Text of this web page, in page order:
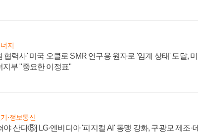
지
협력사' 미국 오클로 SMR 연구용 원자로 '임계 상태' 도달, 미
지부 "중요한 이정표"
·정보통신
야 산다⑧] LG·엔비디아 '피지컬 AI' 동맹 강화, 구광모 제조·데